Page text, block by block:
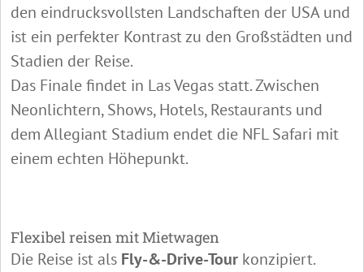
den eindrucksvollsten Landschaften der USA und
ist ein perfekter Kontrast zu den Großstädten und
Stadien der Reise.
Das Finale findet in Las Vegas statt. Zwischen
Neonlichtern, Shows, Hotels, Restaurants und
dem Allegiant Stadium endet die NFL Safari mit
einem echten Höhepunkt.
Flexibel reisen mit Mietwagen
Die Reise ist als Fly-&-Drive-Tour konzipiert.